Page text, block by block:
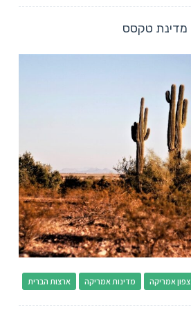
מדינת טקסס
ארצות הברית מדינות אמריקה צפון אמריקה